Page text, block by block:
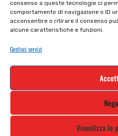
consenso a queste tecnologie ci
comportamento di navigazione o ID
acconsentire o ritirare il consenso
alcune caratteristiche e funzioni.
Gestisci servizi
Nega
Visualizza le
Cookie policy
Iscriviti alla nostra